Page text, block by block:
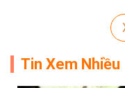
Tin Xem Nhiều